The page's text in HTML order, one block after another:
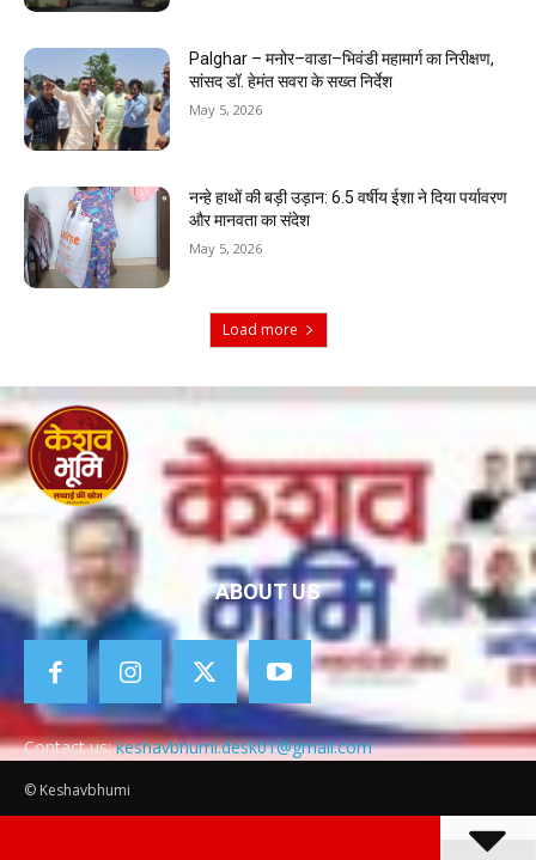
Palghar – मनोर–वाडा–भिवंडी महामार्ग का निरीक्षण,
सांसद डॉ. हेमंत सवरा के सख्त निर्देश
May 5, 2026
नन्हे हाथों की बड़ी उड़ान: 6.5 वर्षीय ईशा ने दिया पर्यावरण
और मानवता का संदेश
May 5, 2026
Load more
ABOUT US
Contact us:keshavbhumi.desk01@gmail.com
© Keshavbhumi
Privacy Policy